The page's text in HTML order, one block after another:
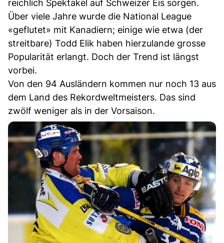
reichlich Spektakel auf Schweizer Eis sorgen.
Über viele Jahre wurde die National League
«geflutet» mit Kanadiern; einige wie etwa (der
streitbare) Todd Elik haben hierzulande grosse
Popularität erlangt. Doch der Trend ist längst
vorbei.
Von den 94 Ausländern kommen nur noch 13 aus
dem Land des Rekordweltmeisters. Das sind
zwölf weniger als in der Vorsaison.